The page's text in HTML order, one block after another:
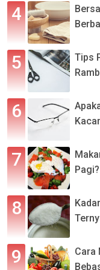
Tips
Pagi?
Cara